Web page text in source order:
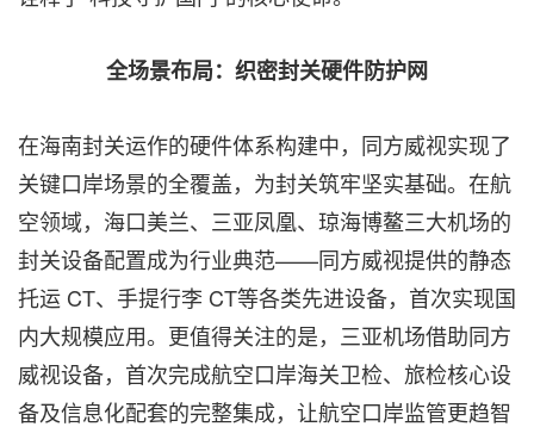
全场景布局：织密封关硬件防护网
在海南封关运作的硬件体系构建中，同方威视实现了
关键口岸场景的全覆盖，为封关筑牢坚实基础。在航
空领域，海口美兰、三亚凤凰、琼海博鳌三大机场的
封关设备配置成为行业典范——同方威视提供的静态
托运 CT、手提行李 CT等各类先进设备，首次实现国
内大规模应用。更值得关注的是，三亚机场借助同方
威视设备，首次完成航空口岸海关卫检、旅检核心设
备及信息化配套的完整集成，让航空口岸监管更趋智